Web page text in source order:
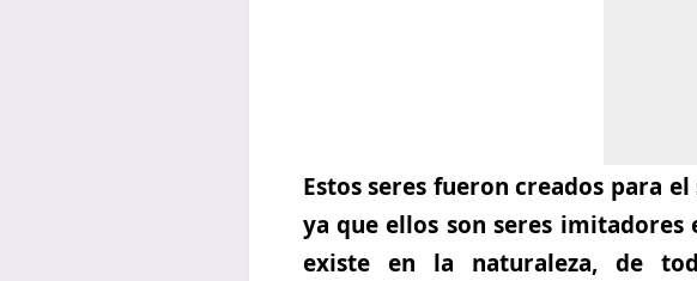
Estos seres fueron creados para
ya que ellos son seres
existe en la naturaleza, de